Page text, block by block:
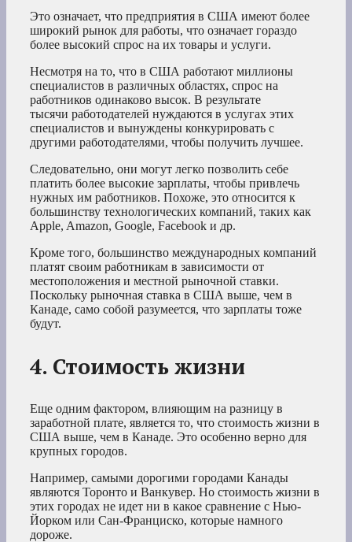
Это означает, что предприятия в США имеют более
широкий рынок для работы, что означает гораздо
более высокий спрос на их товары и услуги.
Несмотря на то, что в США работают миллионы
специалистов в различных областях, спрос на
работников одинаково высок. В результате
тысячи работодателей нуждаются в услугах этих
специалистов и вынуждены конкурировать с
другими работодателями, чтобы получить лучшее.
Следовательно, они могут легко позволить себе
платить более высокие зарплаты, чтобы привлечь
нужных им работников. Похоже, это относится к
большинству технологических компаний, таких как
Apple, Amazon, Google, Facebook и др.
Кроме того, большинство международных компаний
платят своим работникам в зависимости от
местоположения и местной рыночной ставки.
Поскольку рыночная ставка в США выше, чем в
Канаде, само собой разумеется, что зарплаты тоже
будут.
4. Стоимость жизни
Еще одним фактором, влияющим на разницу в
заработной плате, является то, что стоимость жизни в
США выше, чем в Канаде. Это особенно верно для
крупных городов.
Например, самыми дорогими городами Канады
являются Торонто и Ванкувер. Но стоимость жизни в
этих городах не идет ни в какое сравнение с Нью-
Йорком или Сан-Франциско, которые намного
дороже.